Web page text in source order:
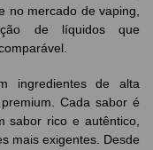
no mercado de vaping,
de líquidos que
ingredientes de alta
Cada sabor é
sabor rico e autêntico,
mais exigentes. Desde